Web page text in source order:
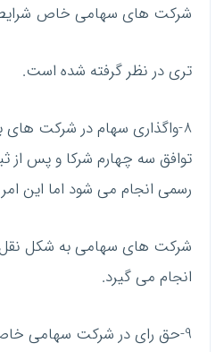
شرکت های سهامی خاص
تری در نظر گرفته شده است.
8-واگذاری سهام در شرکت
توافق سه چهارم شرکا و پس از
رسمی انجام می شود اما این
شرکت های سهامی به شکل نقل
انجام می گیرد.
9-حق رای در شرکت سهامی